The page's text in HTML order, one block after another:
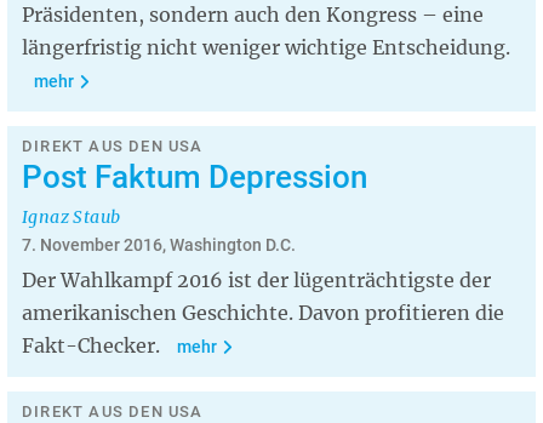
Präsidenten, sondern auch den Kongress – eine
längerfristig nicht weniger wichtige Entscheidung.
mehr
DIREKT AUS DEN USA
Post Faktum Depression
Ignaz Staub
7. November 2016, Washington D.C.
Der Wahlkampf 2016 ist der lügenträchtigste der
amerikanischen Geschichte. Davon profitieren die
Fakt-Checker.
mehr
DIREKT AUS DEN USA